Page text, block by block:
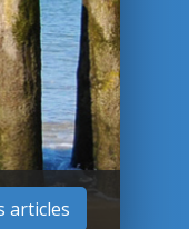
articles